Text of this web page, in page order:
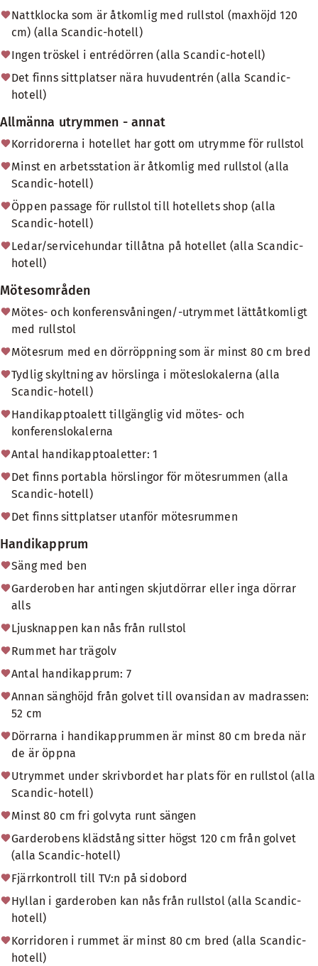
Nattklocka som är åtkomlig med rullstol (maxhöjd 120
cm) (alla Scandic-hotell)
Ingen tröskel i entrédörren (alla Scandic-hotell)
Det finns sittplatser nära huvudentrén (alla Scandic-
hotell)
Allmänna utrymmen - annat
Korridorerna i hotellet har gott om utrymme för rullstol
Minst en arbetsstation är åtkomlig med rullstol (alla
Scandic-hotell)
Öppen passage för rullstol till hotellets shop (alla
Scandic-hotell)
Ledar/servicehundar tillåtna på hotellet (alla Scandic-
hotell)
Mötesområden
Mötes- och konferensvåningen/-utrymmet lättåtkomligt
med rullstol
Mötesrum med en dörröppning som är minst 80 cm bred
Tydlig skyltning av hörslinga i möteslokalerna (alla
Scandic-hotell)
Handikapptoalett tillgänglig vid mötes- och
konferenslokalerna
Antal handikapptoaletter: 1
Det finns portabla hörslingor för mötesrummen (alla
Scandic-hotell)
Det finns sittplatser utanför mötesrummen
Handikapprum
Säng med ben
Garderoben har antingen skjutdörrar eller inga dörrar
alls
Ljusknappen kan nås från rullstol
Rummet har trägolv
Antal handikapprum: 7
Annan sänghöjd från golvet till ovansidan av madrassen:
52 cm
Dörrarna i handikapprummen är minst 80 cm breda när
de är öppna
Utrymmet under skrivbordet har plats för en rullstol (alla
Scandic-hotell)
Minst 80 cm fri golvyta runt sängen
Garderobens klädstång sitter högst 120 cm från golvet
(alla Scandic-hotell)
Fjärrkontroll till TV:n på sidobord
Hyllan i garderoben kan nås från rullstol (alla Scandic-
hotell)
Korridoren i rummet är minst 80 cm bred (alla Scandic-
hotell)